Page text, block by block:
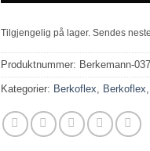
Tilgjengelig på lager. Sendes
Produktnummer: Berkemann-
Kategorier: Berkoflex, Berkoflex,